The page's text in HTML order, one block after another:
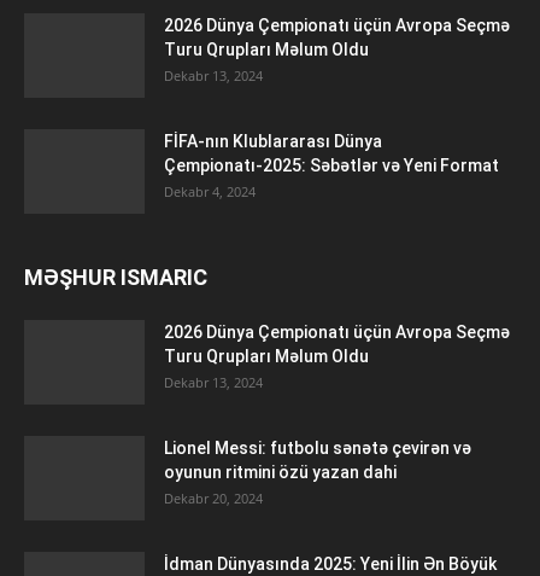
2026 Dünya Çempionatı üçün Avropa Seçmə
Turu Qrupları Məlum Oldu
Dekabr 13, 2024
FİFA-nın Klublararası Dünya
Çempionatı-2025: Səbətlər və Yeni Format
Dekabr 4, 2024
MƏŞHUR ISMARIC
2026 Dünya Çempionatı üçün Avropa Seçmə
Turu Qrupları Məlum Oldu
Dekabr 13, 2024
Lionel Messi: futbolu sənətə çevirən və
oyunun ritmini özü yazan dahi
Dekabr 20, 2024
İdman Dünyasında 2025: Yeni İlin Ən Böyük